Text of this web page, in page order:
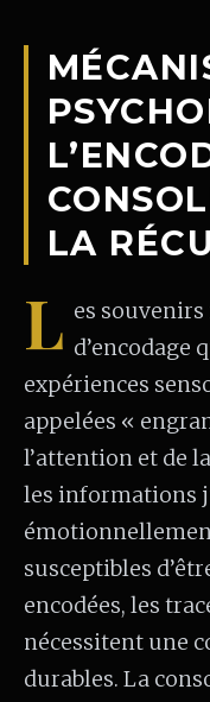
LA
L es souvenirs
d’encodage
expériences
appelées «
l’attention et de
les informations
susceptibles
encodées, les
nécessitent une
durables. La